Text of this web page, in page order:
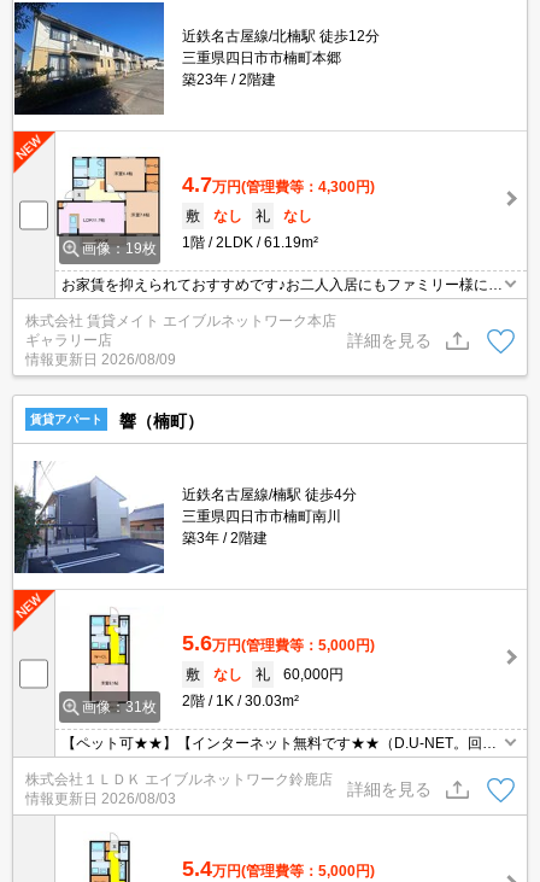
近鉄名古屋線/北楠駅 徒歩12分
三重県四日市市楠町本郷
築23年
2階建
画像：19枚
4.7万円(管理費等：4,300円)
敷
なし 礼
なし
1階
2LDK 61.19m²
お家賃を抑えられておすすめです♪お二人入居にもファミリー様にも
おすすめの広さのお部屋です♪
株式会社 賃貸メイト エイブルネットワーク本店
ギャラリー店
情報更新日 2026/08/09
詳細を見る
賃貸アパート 響（楠町）
近鉄名古屋線/楠駅 徒歩4分
三重県四日市市楠町南川
築3年
2階建
画像：31枚
5.6万円(管理費等：5,000円)
敷
なし 礼
60,000円
2階
1K 30.03m²
【ペット可★★】【インターネット無料です★★（D.U-NET。回線
工事後使用可）】楠町駅、徒歩約1分(^^♪★ 通勤に便利な立地です
ね！！ セコム付で防犯面も安心★ エアコン、追焚、浴室乾燥機
等設備も充実していますよ～！！
株式会社１ＬＤＫ エイブルネットワーク鈴鹿店
情報更新日 2026/08/03
詳細を見る
5.4万円(管理費等：5,000円)